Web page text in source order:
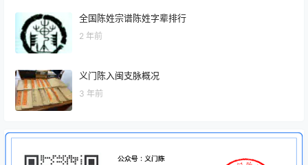
全国陈姓宗谱陈姓字辈排行
2 年前
义门陈入闽支脉概况
3 年前